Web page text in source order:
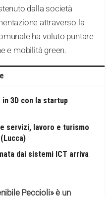
dalla società
attraverso la
ha voluto puntare
e mobilità green.
3D con la startup
servizi, lavoro e turismo
dai sistemi ICT arriva
Peccioli» è un